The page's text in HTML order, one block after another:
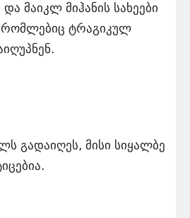
მაიკლ მიჰანის სახეები
რომლებიც ტრაგიკულ
გადაიღეს, მისი სიყალბე